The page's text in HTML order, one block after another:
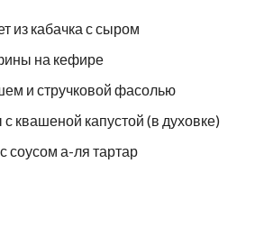
из кабачка с сыром
на кефире
и стручковой фасолью
квашеной капустой (в духовке)
соусом а-ля тартар